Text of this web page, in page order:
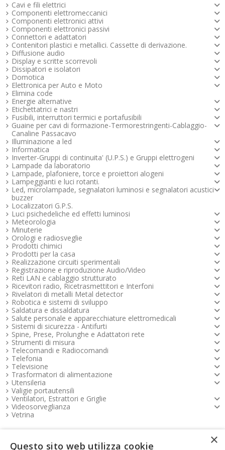
Tensione: 250V
0,34 €
Disponibile
Maggiori info
Tappo frontale a baionetta con la scritta "FUSE"
Corpo: termoplastico autoestinguente
Contatti: rame stagnato
Portata: 6,3 A/ 250 V
1,78 €
Disponibile
Maggiori info
Spaziatura delle derivazioni: 10mm
Copertura del contatto stagnato
0,18 €
Disponibile
Maggiori info
Con coperchio trasparente
3,74 €
Disponibile
Maggiori info
Materiale corpo: ottone argentato
Materiale capsule: rame stagnato
0,44 €
Disponibile
Maggiori info
Per fusibili: 5 x 20 mm
Pin a saldare, diritti
Cappuccio: fessura per cacciavite
Tensione nominale: 250Vac
Corrente nominale 6,3 A
2,30 €
Disponibile
0,13 €
Disponibile
Maggiori info
0,22 €
Disponibile
Maggiori info
Cavi e fili elettrici
Componenti elettromeccanici
Componenti elettronici attivi
Componenti elettronici passivi
Connettori e adattatori
Contenitori plastici e metallici. Cassette di derivazione.
Diffusione audio
Display e scritte scorrevoli
Dissipatori e isolatori
Domotica
Elettronica per Auto e Moto
Elimina code
Energie alternative
Etichettatrici e nastri
Fusibili, interruttori termici e portafusibili
Guaine per cavi di formazione-Termorestringenti-Cablaggio-
Canaline Passacavo
Illuminazione a led
Informatica
Inverter-Gruppi di continuita' (U.P.S.) e Gruppi elettrogeni
Lampade da laboratorio
Lampade, plafoniere, torce e proiettori alogeni
Lampeggianti e luci rotanti.
Led, microlampade, segnalatori luminosi e segnalatori acustici -
buzzer
Localizzatori G.P.S.
Luci psichedeliche ed effetti luminosi
Meteorologia
Minuterie
Orologi e radiosveglie
Prodotti chimici
Prodotti per la casa
Realizzazione circuiti sperimentali
Registrazione e riproduzione Audio/Video
Reti LAN e cablaggio strutturato
Ricevitori radio, Ricetrasmettitori e Interfoni
Rivelatori di metalli Metal detector
Robotica e sistemi di sviluppo
Saldatura e dissaldatura
Salute personale e apparecchiature elettromedicali
Sistemi di sicurezza - Antifurti
Spine, Prese, Prolunghe e Adattatori rete
Strumenti di misura
Telecomandi e Radiocomandi
Telefonia
Televisione
Trasformatori di alimentazione
Utensileria
Valigie portautensili
Ventilatori, Estrattori e Griglie
Videosorveglianza
Vetrina
Pagamenti FOOTER ×
Questo sito web utilizza cookie